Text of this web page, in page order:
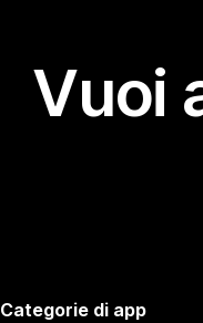
Vuoi
Categorie di app